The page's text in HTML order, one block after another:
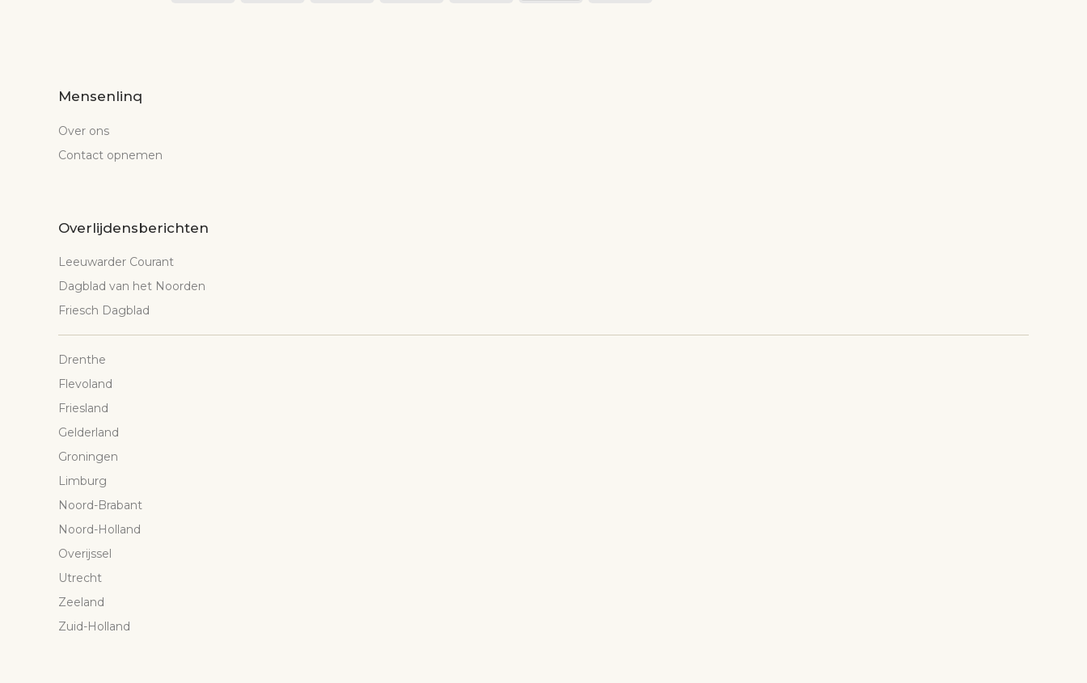
Mensenlinq
Over ons
Contact opnemen
Overlijdensberichten
Leeuwarder Courant
Dagblad van het Noorden
Friesch Dagblad
Drenthe
Flevoland
Friesland
Gelderland
Groningen
Limburg
Noord-Brabant
Noord-Holland
Overijssel
Utrecht
Zeeland
Zuid-Holland